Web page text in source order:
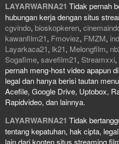
LAYARWARNA21 Tidak pernah
hubungan kerja dengan situs
cgvindo, bioskopkeren,
kawanfilm21, Fmoviez, FMZM,
Layarkaca21, lk21, Melongfilm,
Sogafime, savefilm21, Streamxxi
pernah meng-host video apapun
legal dan hanya berisi tautan
Acefile, Google Drive, Uptobox,
Rapidvideo, dan lainnya.
LAYARWARNA21 Tidak
tentang kepatuhan, hak cipta,
lain dari konten situs streaming